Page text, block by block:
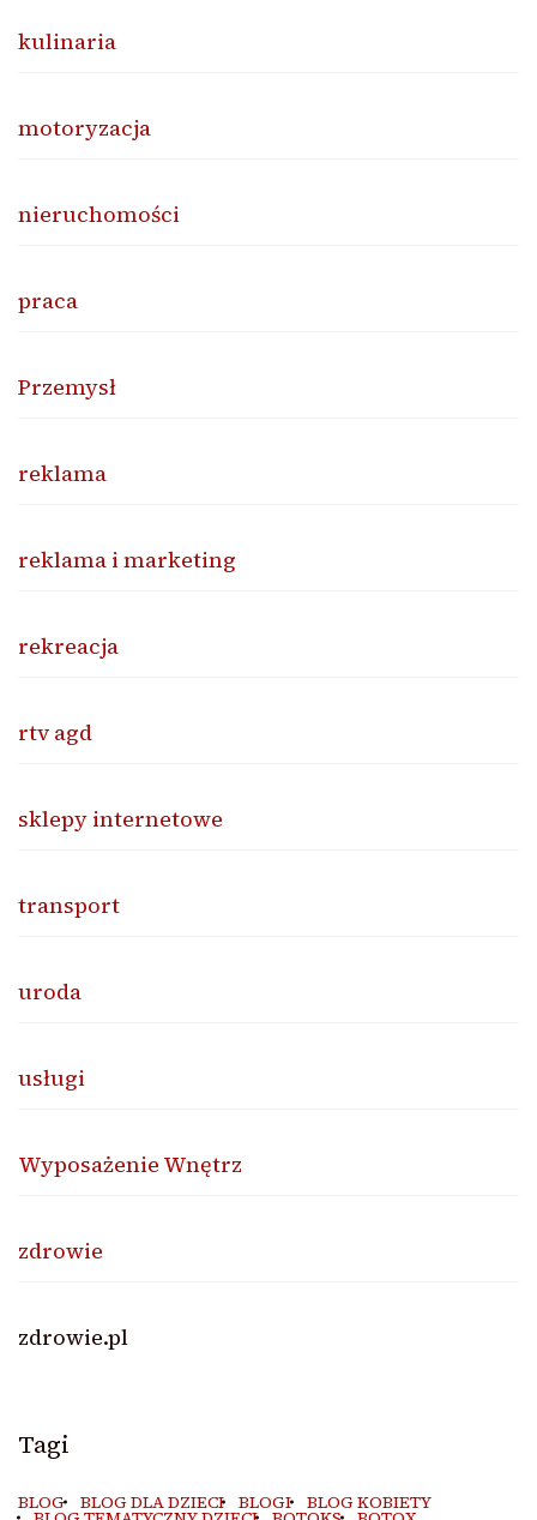
kulinaria
motoryzacja
nieruchomości
praca
Przemysł
reklama
reklama i marketing
rekreacja
rtv agd
sklepy internetowe
transport
uroda
usługi
Wyposażenie Wnętrz
zdrowie
zdrowie.pl
Tagi
BLOG BLOG DLA DZIECI BLOGI BLOG KOBIETY